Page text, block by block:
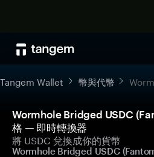
Tangem Wallet 幣與代幣
Wormhole Bridged USDC
格 — 即時轉換器
將 USDC 兌換成你的貨幣
Wormhole Bridged USDC